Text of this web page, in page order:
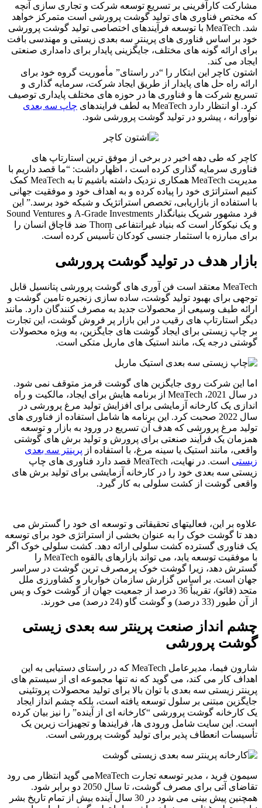
مشارکت کارآفرینی بر تسریع توسعه شرکت و تجاری سازی آنچه
که مختص فناوری های تولید گوشت پرورشی است متمرکز خواهد
شد. MeaTech با توسعه فرآیندهای اختصاصی تولید گوشت پرورشی
خود بر اساس فناوری های پرینتر سه بعدی زیستی و مهندسی بافت
برای ارائه گونه های مختلف، جایگزینی پایدار برای دامداری صنعتی
ایجاد می کند.
اشتون کاچر این ابتکار را “در راستای” مأموریت گروه خود برای
ارائه راه حل های پایدار از طریق ایجاد شرکت، سرمایه گذاری و
تسریع شرکت ها و فناوری ها در حوزه های مختلف پایداری توصیف
کرد. او انتظار دارد MeaTech به لطف فرایندهای
چاپ سه بعدی
نوآورانه ، پیشرو در تولید گوشت پرورشی شود.
کاچر که طی دهه اخیر در برخی از موفق ترین استارتاپ های
فناوری سرمایه گذاری کرده است ، اظهار داشت: “ما قصد داریم با
مدیریت MeaTech همکاری نزدیک داشته باشیم تا به MeaTech کمک
کنیم استراتژی خود را پیاده کرده و به اهداف خود و موفقیت جهانی
با استفاده از بازاریابی، تخصص استراتژیک و شبکه خود برسد.” این
فرد مشهور شریک بنیانگذار A-Grade Investments و Sound Ventures
و یک نیکوکار است که بنیاد غیرانتفاعی Thorn ضد قاچاق انسان را
برای مبارزه با استثمار جنسی کودکان تأسیس کرده است.
بازار هدف در تولید گوشت پرورشی
MeaTech معتقد است فن آوری های گوشت پرورشی پتانسیل قابل
توجهی برای بهبود تولید گوشت، ساده سازی زنجیره تامین گوشت و
ارائه طیف وسیعی از محصولات جدید به مصرف کنندگان دارد. مانند
دیگر استارتاپ های رقیب در این بازار پر فروش گوشت، این تجارت
بر چاپ زیستی برای ایجاد گوشت های جایگزین، به ویژه محصولات
گوشتی درجه یک، مانند استیک های ماربل متکی است.
اما این شرکت روی جایگزین های گوشت قرمز متوقف نمی شود.
در سال 2021، MeaTech از برنامه هایش برای ایجاد، مالکیت و راه
اندازی یک کارخانه آزمایشی برای افزایش تولید مرغ پرورشی در
سال 2022 صحبت کرد. این برنامه ها شامل استفاده از فناوری های
تولید مرغ پرورشی که هدف آن تسریع در ورود به بازار و توسعه
همزمان یک فرآیند صنعتی برای پرورش و تولید برش های گوشتی
واقعی، مانند استیک یا سینه مرغ، با استفاده از پرینتر سه بعدی
زیستی
است. در نهایت، MeaTech قصد دارد فناوری های چاپ
زیستی سه بعدی خود را در کارخانه آزمایشی برای تولید برش های
واقعی گوشت از کشت سلولی به کار گیرد.
علاوه بر این، فعالیتهای تحقیقاتی و توسعه ای خود را گسترش می
دهد تا گوشت خوک را به عنوان بخشی از استراتژی خود برای توسعه
یک فناوری گسترده کشت سلولی ارائه دهد. کشت سلولی خوک اگر
با موفقیت توسعه یابد، می تواند بازارهای بالقوه MeaTech را
گسترش دهد، زیرا گوشت خوک پرمصرف ترین گوشت در سراسر
جهان است. بر اساس گزارش سازمان خواربار و کشاورزی ملل
متحد (فائو)، تقریباً 36 درصد از جمعیت جهان از گوشت خوک و پس
از آن طیور (33 درصد) و گوشت گاو (24 درصد) می خورند.
چشم انداز صنعت پرینتر سه بعدی زیستی
گوشت پرورشی
شارون فیما، مدیرعامل MeaTech که در راستای دستیابی به این
اهداف کار می کند، می گوید که نه تنها مجموعه ای از سیستم های
پرینتر زیستی سه بعدی با توان بالا برای تولید محصولات پروتئینی
جایگزین مبتنی بر سلول توسعه یافته است، بلکه چشم انداز ایجاد
یک کارخانه گوشت پرورشی “کارخانه ای از آینده” را نیز بیان کرده
است. این سایت شامل ورودی ها، فرایندها و تجهیزات زیرین یک
تأسیسات انعطاف پذیر برای تولید گوشت پرورشی است.
سیمون فرید ، مدیر توسعه تجارت MeaTechمی گوید انتظار می رود
تقاضای آتی برای مصرف گوشت، تا سال 2050 دو برابر شود.
همچنین پیش بینی می شود در 30 سال آینده بیش از تمام تاریخ بشر